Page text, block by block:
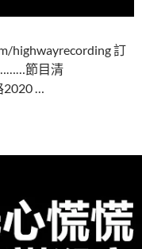
highwayrecording 訂
節目清
…